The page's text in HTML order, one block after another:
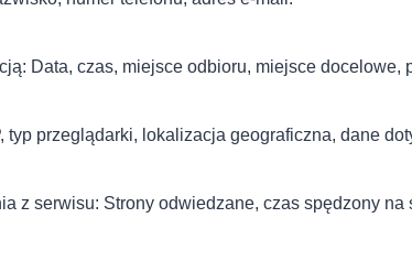
Data, czas, miejsce odbioru, miejsce docelowe,
typ przeglądarki, lokalizacja geograficzna, dane
z serwisu: Strony odwiedzane, czas spędzony na